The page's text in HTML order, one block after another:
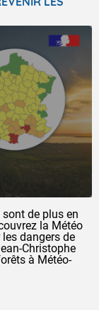
de plus en
la Météo
dangers de
Christophe
à Météo-